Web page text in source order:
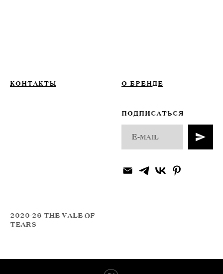
КОНТАКТЫ О БРЕНДЕ
ПОДПИСАТЬСЯ
2020-26 THE VALE OF
TEARS